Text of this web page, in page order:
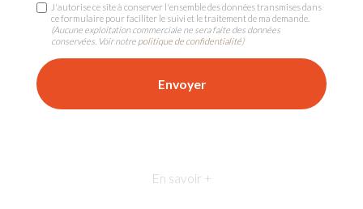
J'autorise ce site à conserver l'ensemble des données transmises dans
ce formulaire pour faciliter le suivi et le traitement de ma demande.
(Aucune exploitation commerciale ne sera faite des données
conservées. Voir notre politique de confidentialité)
En savoir +